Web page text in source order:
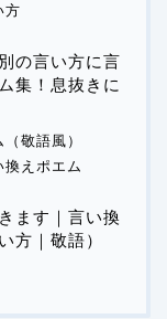
方
の言い方に言
集！息抜きに
敬語風）
えポエム
ます｜言い換
方｜敬語）